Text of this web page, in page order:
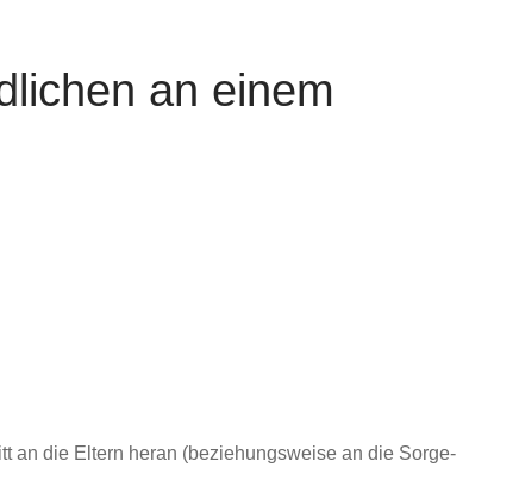
an einem
an die Eltern heran (beziehungsweise an die Sorge-